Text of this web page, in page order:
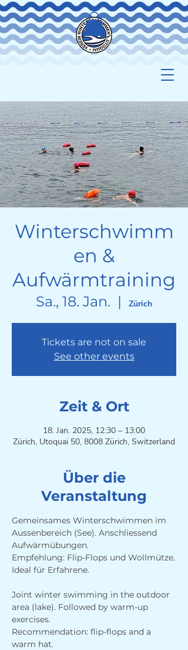
Winterschwimm
en &
Aufwärmtraining
Sa., 18. Jan.
  |
Zürich
Tickets are not on sale
See other events
Zeit & Ort
18. Jan. 2025, 12:30 – 13:00
Zürich, Utoquai 50, 8008 Zürich, Switzerland
Über die
Veranstaltung
Gemeinsames Winterschwimmen im
Aussenbereich (See). Anschliessend
Aufwärmübungen.
Empfehlung: Flip-Flops und Wollmütze.
Ideal für Erfahrene.
Joint winter swimming in the outdoor
area (lake). Followed by warm-up
exercises.
Recommendation: flip-flops and a
warm hat.